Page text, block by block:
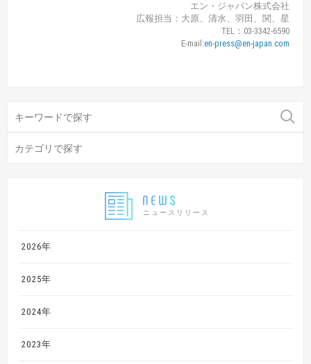
ニュースリリース
2026年
2025年
2024年
2023年
エン・ジャパン株式会社
広報担当：大原、清水、羽田、関、星
TEL：03-3342-6590
E-mail:en-press@en-japan.com